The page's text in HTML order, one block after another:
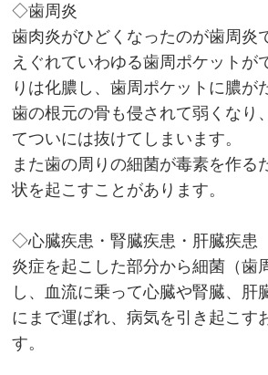
◇歯周炎
歯肉炎がひどくなったのが歯周炎
えぐれていわゆる歯周ポケットが
りは化膿し、歯周ポケットに膿が
歯の根元の骨も侵されて弱くなり
てついには抜けてしまいます。
また歯の周りの細菌が毒素を作る
状を起こすことがあります。
◇心臓疾患・腎臓疾患・肝臓疾患
炎症を起こした部分から細菌（歯
し、血流に乗って心臓や腎臓、肝
にまで運ばれ、病気を引き起こす
す。